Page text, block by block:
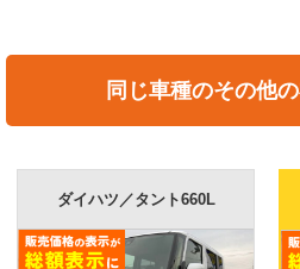
同じ車種のその他
ダイハツ／タント660L